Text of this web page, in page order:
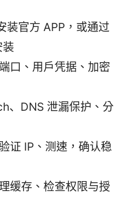
装官方 APP，或通过
口、用户凭据、加密
、DNS 泄漏保护、分
证 IP、测速，确认稳
缓存、检查权限与授